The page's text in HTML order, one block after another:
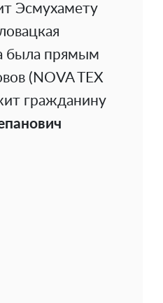
Эсмухамету
была прямым
(NOVA TEX
гражданину